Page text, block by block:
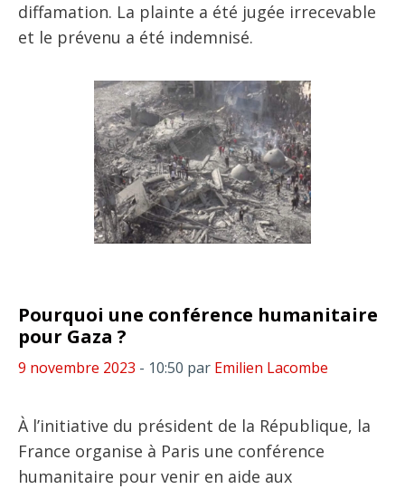
diffamation. La plainte a été jugée irrecevable
et le prévenu a été indemnisé.
Pourquoi une conférence humanitaire
pour Gaza ?
9 novembre 2023 - 10:50 par Emilien Lacombe
À l’initiative du président de la République, la
France organise à Paris une conférence
humanitaire pour venir en aide aux